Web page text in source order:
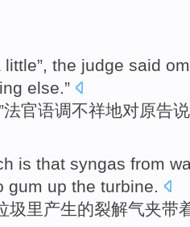
little”, the judge said
else.”
法官语调不祥地对原告说
is that syngas from
gum up the turbine.
圾里产生的裂解气夹带